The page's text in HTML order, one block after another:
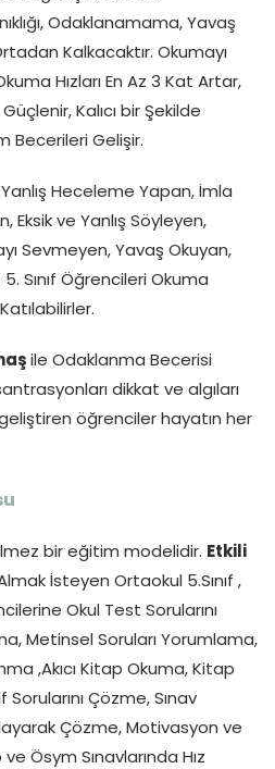
Odaklanamama, Yavaş
Kalkacaktır. Okumayı
Hızları En Az 3 Kat Artar,
Kalıcı bir Şekilde
Becerileri Gelişir.
Yanlış Heceleme Yapan, İmla
Eksik ve Yanlış Söyleyen,
Sevmeyen, Yavaş Okuyan,
5. Sınıf Öğrencileri Okuma
ile Odaklanma Becerisi
dikkat ve algıları
öğrenciler hayatın her
bir eğitim modelidir. Etkili
İsteyen Ortaokul 5.Sınıf ,
Okul Test Sorularını
Metinsel Soruları Yorumlama,
,Akıcı Kitap Okuma, Kitap
Çözme, Sınav
Çözme, Motivasyon ve
Ösym Sınavlarında Hız